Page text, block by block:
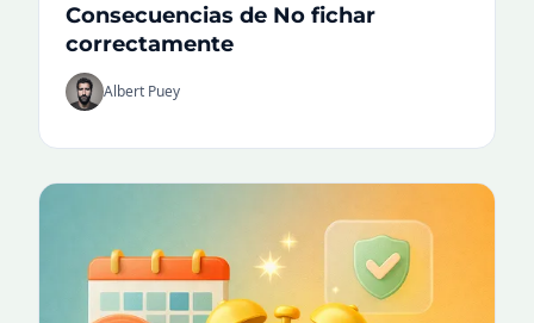
Consecuencias de No fichar
correctamente
Albert Puey